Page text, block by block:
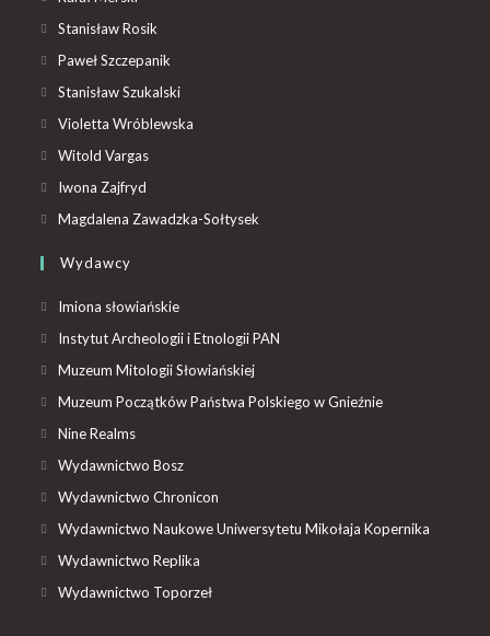
Stanisław Rosik
Paweł Szczepanik
Stanisław Szukalski
Violetta Wróblewska
Witold Vargas
Iwona Zajfryd
Magdalena Zawadzka-Sołtysek
Wydawcy
Imiona słowiańskie
Instytut Archeologii i Etnologii PAN
Muzeum Mitologii Słowiańskiej
Muzeum Początków Państwa Polskiego w Gnieźnie
Nine Realms
Wydawnictwo Bosz
Wydawnictwo Chronicon
Wydawnictwo Naukowe Uniwersytetu Mikołaja Kopernika
Wydawnictwo Replika
Wydawnictwo Toporzeł